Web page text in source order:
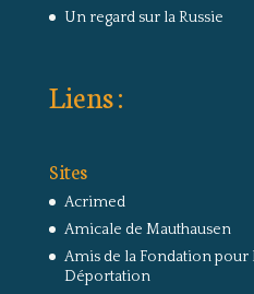
Un regard sur la Russie
Liens :
Sites
Acrimed
Amicale de Mauthausen
Amis de la Fondation
Déportation